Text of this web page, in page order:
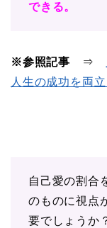
できる。
※参照記事 ⇒
人生の成功を両
自己愛の割合
のものに視点
要でしょうか